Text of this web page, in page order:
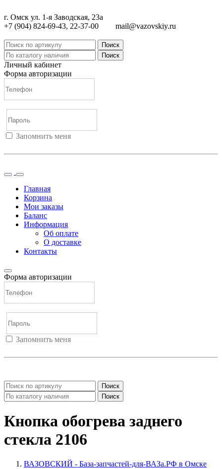
г. Омск ул. 1-я Заводская, 23а
+7 (904) 824-69-43, 22-37-00
mail@vazovskiy.ru
Поиск
Поиск
Личный кабинет
Форма авторизации
Запомнить меня
Главная
Корзина
Мои заказы
Баланс
Информация
Об оплате
О доставке
Контакты
Форма авторизации
Запомнить меня
Поиск
Поиск
Кнопка обогрева заднего
стекла 2106
ВАЗОВСКИЙ - База-запчастей-для-ВАЗа.РФ в Омске